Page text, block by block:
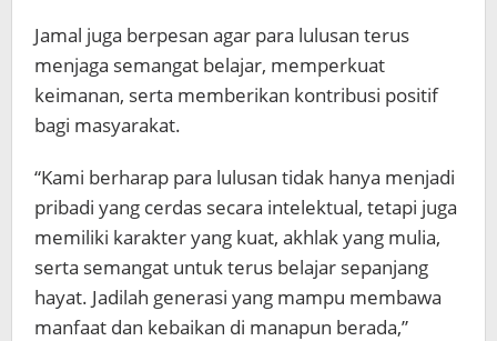
Jamal juga berpesan agar para lulusan terus
menjaga semangat belajar, memperkuat
keimanan, serta memberikan kontribusi positif
bagi masyarakat.
“Kami berharap para lulusan tidak hanya menjadi
pribadi yang cerdas secara intelektual, tetapi juga
memiliki karakter yang kuat, akhlak yang mulia,
serta semangat untuk terus belajar sepanjang
hayat. Jadilah generasi yang mampu membawa
manfaat dan kebaikan di manapun berada,”